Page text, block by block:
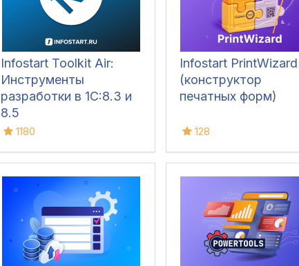
Infostart Toolkit Air:
Инструменты
разработки в 1С:8.3 и
8.5
1180
Infostart PrintWizard
(конструктор
печатных форм)
128